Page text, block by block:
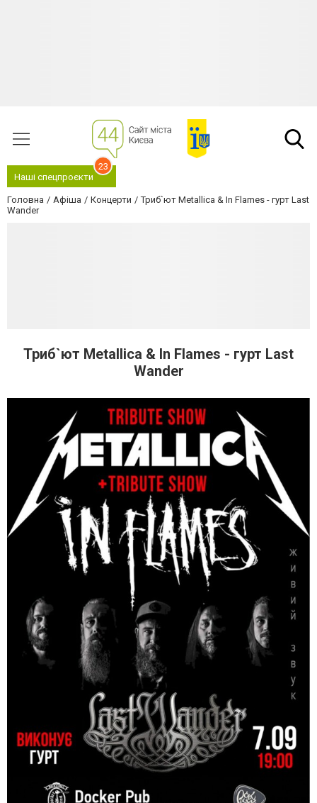
Наші спецпроєкти
23
Головна Афіша Концерти
Триб`ют Metallica & In Flames - гурт Last
Wander
Триб`ют Metallica & In Flames - гурт Last
Wander